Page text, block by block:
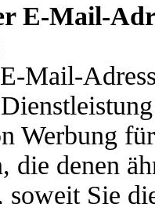
E-Mail-
Mail-
Werbung
die denen
soweit Sie